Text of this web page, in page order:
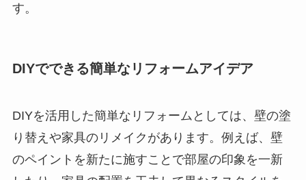
す。
DIYでできる簡単なリフォームアイデア
DIYを活用した簡単なリフォームとしては、壁の塗
り替えや家具のリメイクがあります。例えば、壁
のペイントを新たに施すことで部屋の印象を一新